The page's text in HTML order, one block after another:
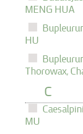
MENG HUA
HU
Thorowax,
C
MU